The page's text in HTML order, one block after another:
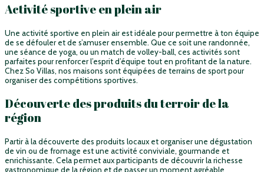
Activité sportive en plein air
Une activité sportive en plein air est idéale pour permettre à ton équipe
de se défouler et de s’amuser ensemble. Que ce soit une randonnée,
une séance de yoga, ou un match de volley-ball, ces activités sont
parfaites pour renforcer l’esprit d’équipe tout en profitant de la nature.
Chez So Villas, nos maisons sont équipées de terrains de sport pour
organiser des compétitions sportives.
Découverte des produits du terroir de la
région
Partir à la découverte des produits locaux et organiser une dégustation
de vin ou de fromage est une activité conviviale, gourmande et
enrichissante. Cela permet aux participants de découvrir la richesse
gastronomique de la région et de passer un moment agréable